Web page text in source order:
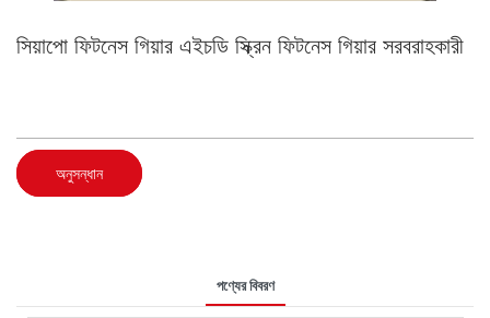
সিয়াপো ফিটনেস গিয়ার এইচডি স্ক্রিন ফিটনেস গিয়ার সরবরাহকারী
অনুসন্ধান
পণ্যের বিবরণ